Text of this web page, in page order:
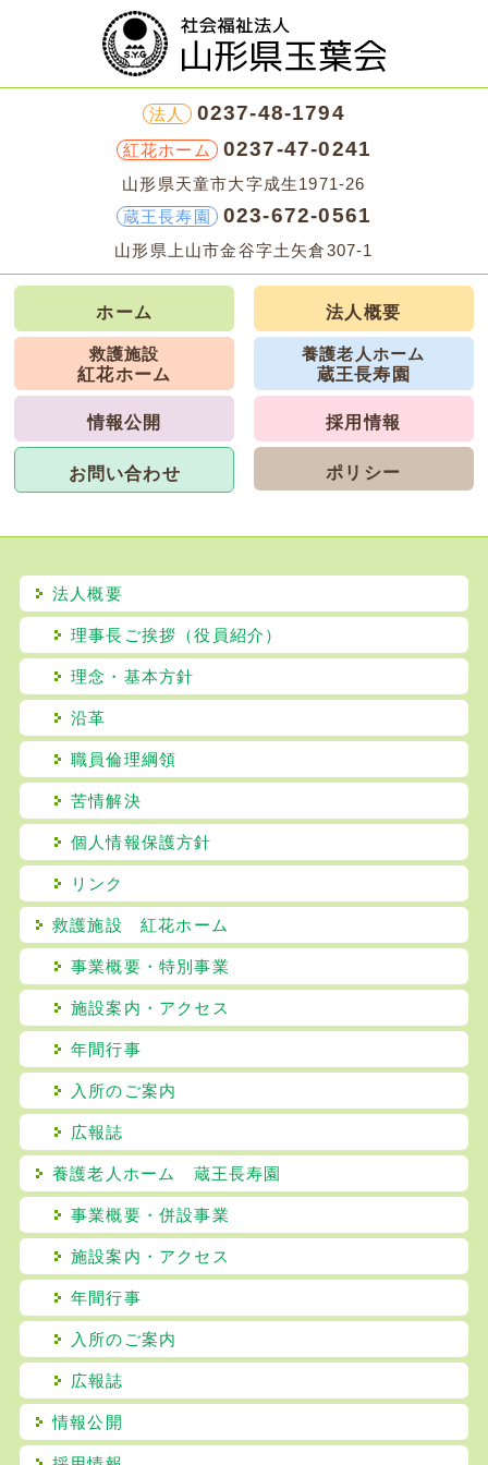
法人 0237-48-1794
紅花ホーム 0237-47-0241
山形県天童市大字成生1971-26
蔵王長寿園
023-672-0561
山形県上山市金谷字土矢倉307-1
ホーム 法人概要
救護施設
紅花ホーム
養護老人ホーム
蔵王長寿園
情報公開 採用情報
お問い合わせ ポリシー
法人概要
理事長ご挨拶（役員紹介）
理念・基本方針
沿革
職員倫理綱領
苦情解決
個人情報保護方針
リンク
救護施設 紅花ホーム
事業概要・特別事業
施設案内・アクセス
年間行事
入所のご案内
広報誌
養護老人ホーム 蔵王長寿園
事業概要・併設事業
施設案内・アクセス
年間行事
入所のご案内
広報誌
情報公開